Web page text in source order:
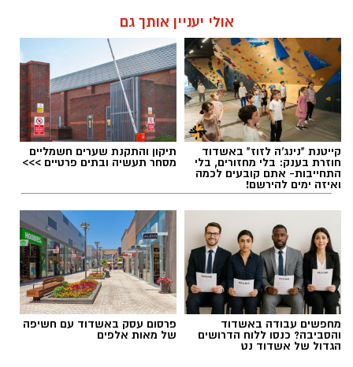
אולי יעניין אותך גם
קייטנת "נינג'ה לזוז" באשדוד
חוזרת בענק: בלי מחזורים, בלי
התחייבות- אתם קובעים לכמה
ואיזה ימים להירשם!
תיקון והתקנת שערים חשמליים
מסחר תעשיה ובתים פרטיים >>>
מחפשים עבודה באשדוד
והסביבה? כנסו ללוח הדרושים
הגדול של אשדוד נט
פרסום עסק באשדוד עם חשיפה
של מאות אלפים